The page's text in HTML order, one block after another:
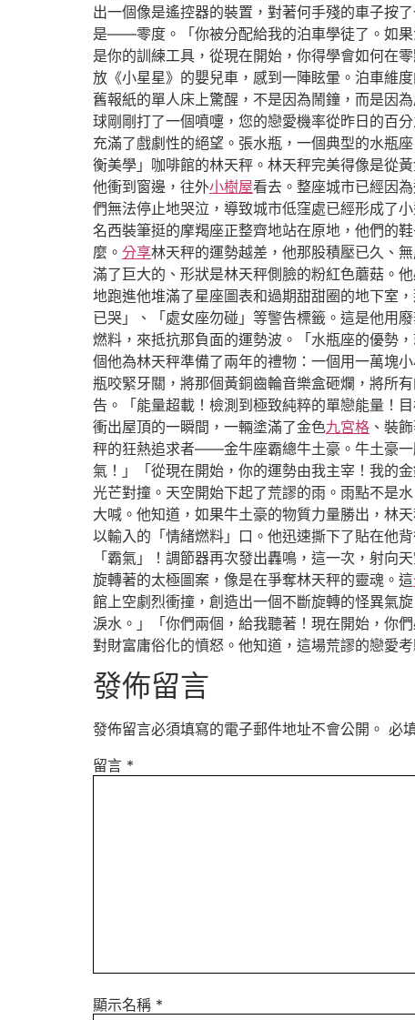
出一個像是遙控器的裝置，對著何手殘的車子按
是——零度。「你被分配給我的泊車學徒了。如
是你的訓練工具，從現在開始，你得學會如何在
放《小星星》的嬰兒車，感到一陣眩暈。泊車維
舊報紙的單人床上驚醒，不是因為鬧鐘，而是因
球剛剛打了一個噴嚏，您的戀愛機率從昨日的百
充滿了戲劇性的絕望。張水瓶，一個典型的水瓶
衡美學」咖啡館的林天秤。林天秤完美得像是從
他衝到窗邊，往外小樹屋看去。整座城市已經因
們無法停止地哭泣，導致城市低窪處已經形成了
名西裝筆挺的摩羯座正整齊地站在原地，他們的
麼。 分享林天秤的運勢越差，他那股積壓已久、
滿了巨大的、形狀是林天秤側臉的粉紅色蘑菇。
地跑進他堆滿了星座圖表和過期甜甜圈的地下室
已哭」、「處女座勿碰」等警告標籤。這是他用
燃料，來抵抗那負面的運勢波。「水瓶座的優勢
個他為林天秤準備了兩年的禮物：一個用一萬塊
瓶咬緊牙關，將那個黃銅齒輪音樂盒砸爛，將所
告。「能量超載！檢測到極致純粹的單戀能量！
衝出屋頂的一瞬間，一輛塗滿了金色九宮格 、裝
秤的狂熱追求者——金牛座霸總牛土豪。牛土豪一
氣！」「從現在開始，你的運勢由我主宰！我的
光芒對撞。天空開始下起了荒謬的雨。雨點不是
大喊。他知道，如果牛土豪的物質力量勝出，林
以輸入的「情緒燃料」口。他迅速撕下了貼在他
「霸氣」！調節器再次發出轟鳴，這一次，射向
旋轉著的太極圖案，像是在爭奪林天秤的靈魂。這
館上空劇烈衝撞，創造出一個不斷旋轉的怪異氣旋
淚水。」「你們兩個，給我聽著！現在開始，你
對財富庸俗化的憤怒。他知道，這場荒謬的戀愛
發佈留言
發佈留言必須填寫的電子郵件地址不會公開。 必
留言 *
顯示名稱 *